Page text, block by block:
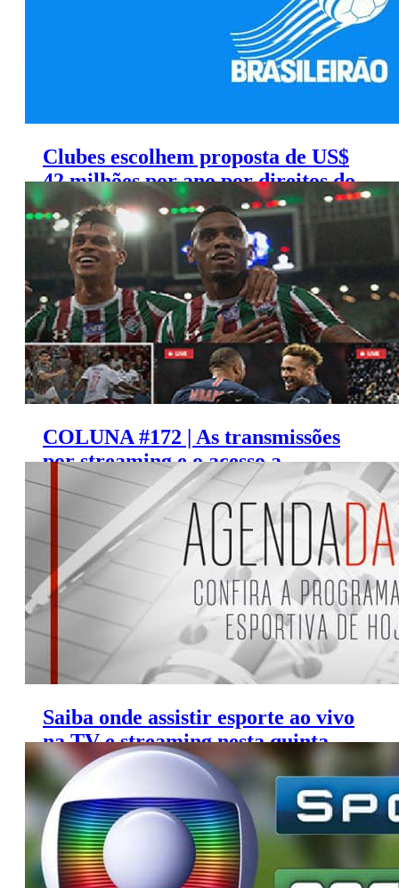
Clubes escolhem proposta de US$
42 milhões por ano por direitos do
Brasileirão no exterior
COLUNA #172 | As transmissões
por streaming e o acesso a
internet, por Alipio Jr.
Saiba onde assistir esporte ao vivo
na TV e streaming nesta quinta
(21/3/2019)